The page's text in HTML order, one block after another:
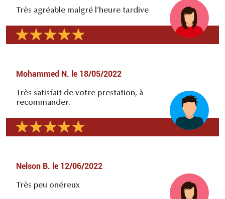
Très agréable malgré l'heure tardive
Mohammed N. le 18/05/2022
Très satisfait de votre prestation, à
recommander.
Nelson B. le 12/06/2022
Très peu onéreux